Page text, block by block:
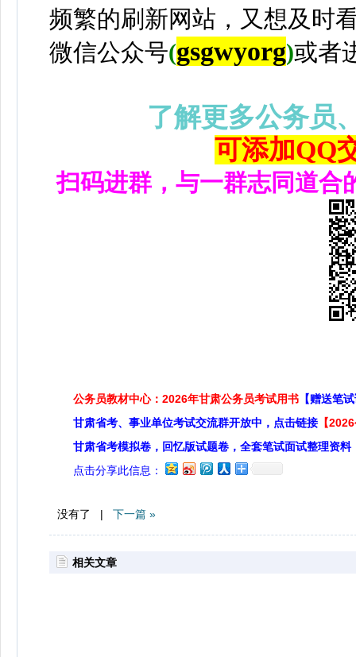
频繁的刷新网站，又想及时
微信公众号(gsgwyorg)或者
了解更多公务员
可添加QQ
扫码进群，与一群志同道合
公务员教材中心：2026年甘肃公务员考试用书 【赠送笔
甘肃省考、事业单位考试交流群开放中，点击链接 【
甘肃省考模拟卷，回忆版试题卷，全套笔试面试整理资料
点击分享此信息：
没有了 | 下一篇 »
相关文章